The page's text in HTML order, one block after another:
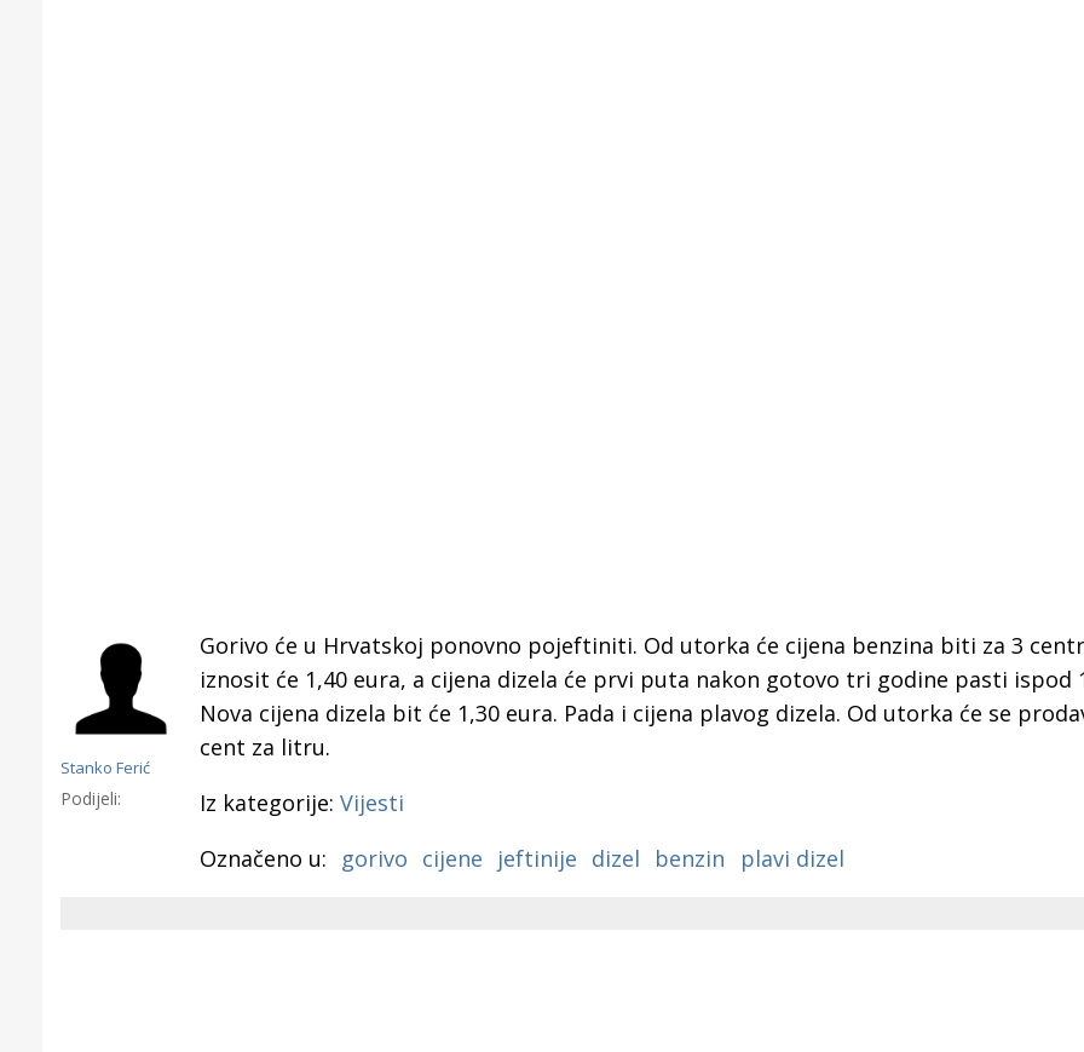
Stanko Ferić
Podijeli:
Gorivo će u Hrvatskoj ponovno pojeftiniti. Od utorka će cijena benzina biti za 3
iznosit će 1,40 eura, a cijena dizela će prvi puta nakon gotovo tri godine pasti ispod
Nova cijena dizela bit će 1,30 eura. Pada i cijena plavog dizela. Od utorka će se
cent za litru.
Iz kategorije: Vijesti
Označeno u:
gorivo cijene jeftinije dizel benzin plavi dizel
Otkrijte hostel Titius u
električnih autobusa: